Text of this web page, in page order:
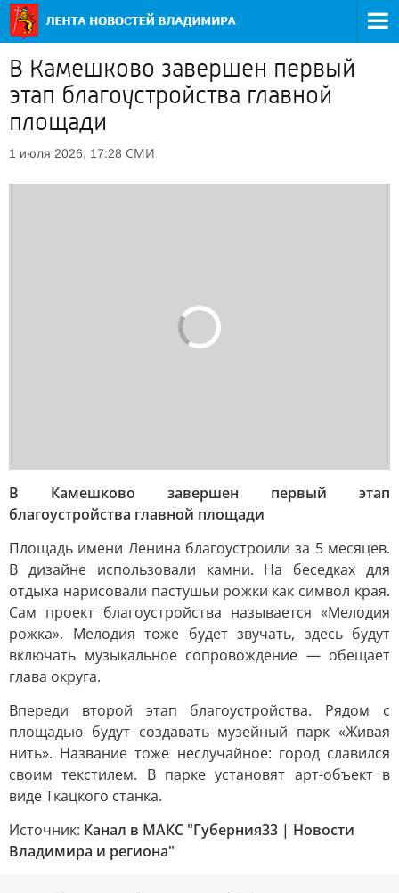
В Камешково завершен первый
этап благоустройства главной
площади
1 июля 2026, 17:28 СМИ
В Камешково завершен первый этап
благоустройства главной площади
Площадь имени Ленина благоустроили за 5 месяцев.
В дизайне использовали камни. На беседках для
отдыха нарисовали пастушьи рожки как символ края.
Сам проект благоустройства называется «Мелодия
рожка». Мелодия тоже будет звучать, здесь будут
включать музыкальное сопровождение — обещает
глава округа.
Впереди второй этап благоустройства. Рядом с
площадью будут создавать музейный парк «Живая
нить». Название тоже неслучайное: город славился
своим текстилем. В парке установят арт-объект в
виде Ткацкого станка.
Источник: Канал в МАКС "Губерния33 | Новости
Владимира и региона"